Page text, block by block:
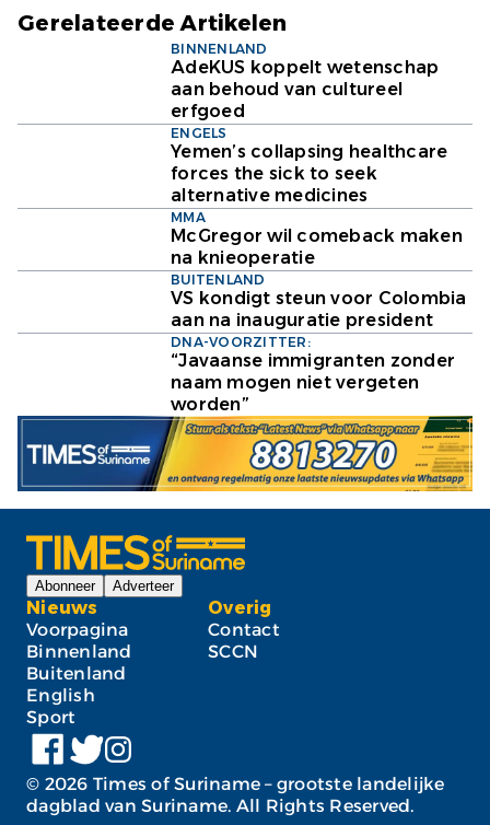
Gerelateerde Artikelen
BINNENLAND
AdeKUS koppelt wetenschap
aan behoud van cultureel
erfgoed
ENGELS
Yemen’s collapsing healthcare
forces the sick to seek
alternative medicines
MMA
McGregor wil comeback maken
na knieoperatie
BUITENLAND
VS kondigt steun voor Colombia
aan na inauguratie president
DNA-VOORZITTER:
“Javaanse immigranten zonder
naam mogen niet vergeten
worden”
Abonneer Adverteer
Nieuws
Voorpagina
Binnenland
Buitenland
English
Sport
Overig
Contact
SCCN
© 2026 Times of Suriname – grootste landelijke
dagblad van Suriname. All Rights Reserved.